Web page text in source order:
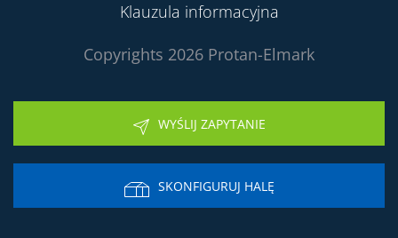
Klauzula informacyjna
Copyrights 2026 Protan-Elmark
WYŚLIJ ZAPYTANIE
SKONFIGURUJ HALĘ